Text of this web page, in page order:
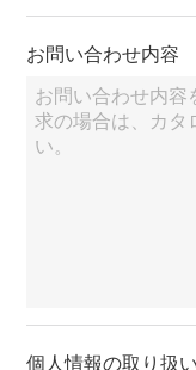
お問い合わせ内容
個人情報の取り扱